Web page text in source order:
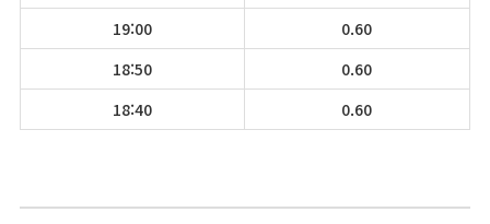
19:00
0.60
18:50
0.60
18:40
0.60